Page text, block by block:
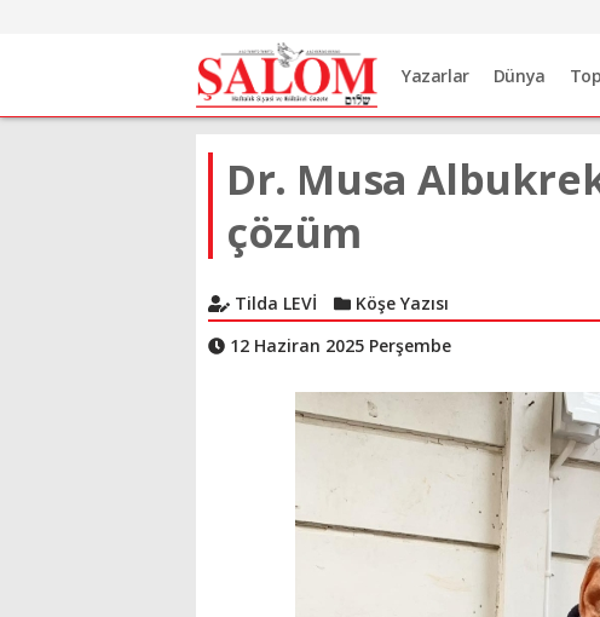
Yazarlar Dünya
Dr. Musa
çözüm
Tilda LEVİ
Köşe Yazısı
12 Haziran 2025 Perşembe